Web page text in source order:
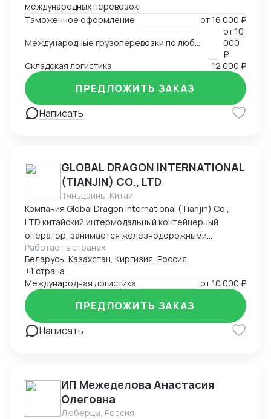
международных перевозок
Таможенное оформление
от16 000 ₽
Международные грузоперевозки по любым маршрутам и любыми видами транспорта
от10
000
₽
Складская логистика
12 000 ₽
Написать
ПРЕДЛОЖИТЬ ЗАКАЗ
GLOBAL DRAGON INTERNATIONAL
(TIANJIN) CO., LTD
Тяньцзинь, Китай
Компания Global Dragon International (Tianjin) Co.,
LTD китайский интермодальный контейнерный
оператор, занимается железнодорожными
контейнерными перевозками из Китая в Россию.
Компания имеет большой опыт в сфере
международной интермодальной перевозки. Весь
процесс перевозки контейнеров курируется
нашими профессионалами: здесь работают более
100 сотрудников из разных стран. На сегодня Global
Dragon International (Tianjin) Co., LTD
Работает в странах
Беларусь, Казахстан, Киргизия, Россия
+1 страна
Международная логистика
от10 000 ₽
Написать
ПРЕДЛОЖИТЬ ЗАКАЗ
ИП Межеделова Анастасия
Олеговна
Люберцы, Россия